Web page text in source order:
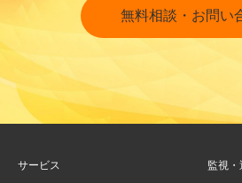
無料相談・お問い
サービス 監視・